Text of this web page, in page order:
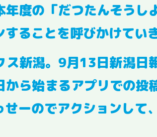
度の「だつたんそう
ることを呼びかけてい
新潟。9月13日新潟日
ら始まるアプリでの
ーのでアクションして